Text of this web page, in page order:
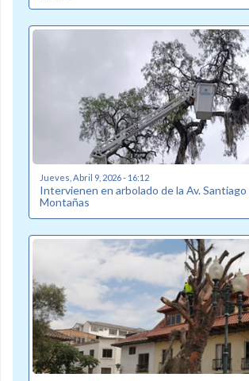
Jueves, Abril 9, 2026 - 16:12
Intervienen en arbolado de la Av. Santiago
Montañas